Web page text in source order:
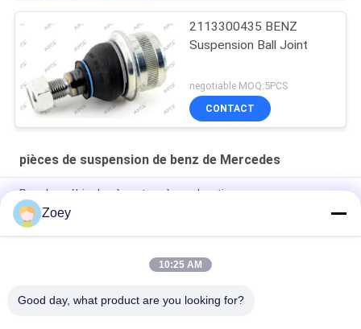
2113300435 BENZ
Suspension Ball Joint
negotiable MOQ:5PCS
CONTACT
pièces de suspension de benz de Mercedes
Pour les véhicules à moteur à combustion
A2052405900 A2052406000 A205240300 Montage du moteur
Pour la Mercedes Benz W205 S205
A4472410013 Montage du moteur 4472410313 4472410413
Zoey
10:25 AM
Good day, what product are you looking for?